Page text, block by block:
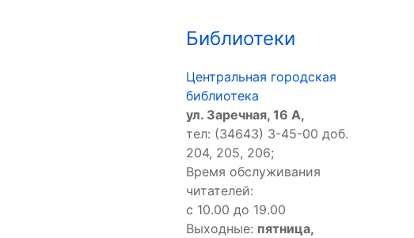
Библиотеки
Центральная городская
библиотека
ул. Заречная, 16 А,
тел: (34643) 3-45-00 доб.
204, 205, 206;
Время обслуживания
читателей:
с 10.00 до 19.00
Выходные: пятница,